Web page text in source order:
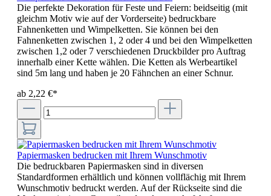
Die perfekte Dekoration für Feste und Feiern: beidseitig (mit
gleichm Motiv wie auf der Vorderseite) bedruckbare
Fahnenketten und Wimpelketten. Sie können bei den
Fahnenketten zwischen 1, 2 oder 4 und bei den Wimpelketten
zwischen 1,2 oder 7 verschiedenen Druckbilder pro Auftrag
innerhalb einer Kette wählen. Die Ketten als Werbeartikel
sind 5m lang und haben je 20 Fähnchen an einer Schnur.
ab 2,22 €*
Papiermasken bedrucken mit Ihrem Wunschmotiv
Die bedruckbaren Papiermasken sind in diversen
Standardformen erhältlich und können vollflächig mit Ihrem
Wunschmotiv bedruckt werden. Auf der Rückseite sind die